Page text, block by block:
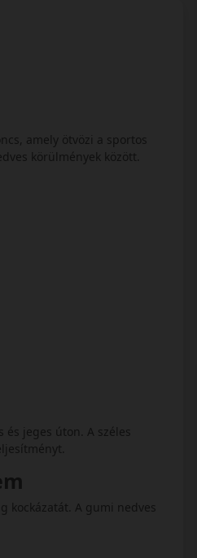
amely ötvözi a sportos
körülmények között.
jeges úton. A széles
kockázatát. A gumi nedves